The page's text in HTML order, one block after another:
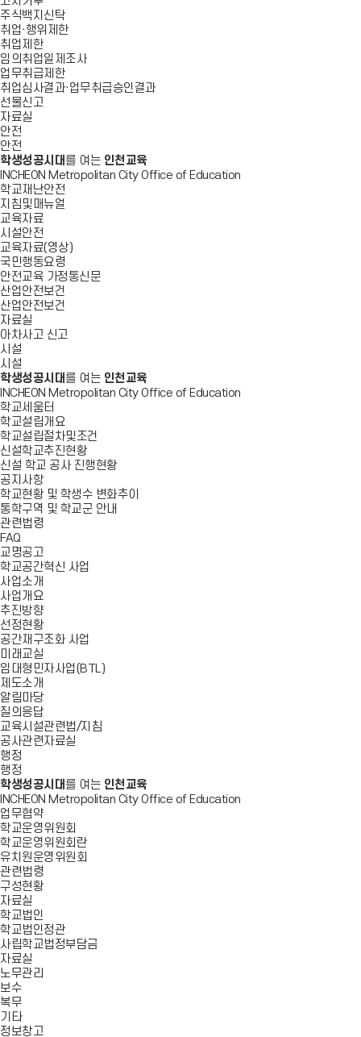
주식백지신탁
취업·행위제한
취업제한
임의취업일제조사
업무취급제한
취업심사결과·업무취급승인결과
선물신고
자료실
안전
안전
학생성공시대 를 여는 인천교육
INCHEON Metropolitan City Office of Education
학교재난안전
지침및매뉴얼
교육자료
시설안전
교육자료(영상)
국민행동요령
안전교육 가정통신문
산업안전보건
산업안전보건
자료실
아차사고 신고
시설
시설
학생성공시대 를 여는 인천교육
INCHEON Metropolitan City Office of Education
학교세움터
학교설립개요
학교설립절차및조건
신설학교추진현황
신설 학교 공사 진행현황
공지사항
학교현황 및 학생수 변화추이
통학구역 및 학교군 안내
관련법령
FAQ
교명공고
학교공간혁신 사업
사업소개
사업개요
추진방향
선정현황
공간재구조화 사업
미래교실
임대형민자사업(BTL)
제도소개
알림마당
질의응답
교육시설관련법/지침
공사관련자료실
행정
행정
학생성공시대 를 여는 인천교육
INCHEON Metropolitan City Office of Education
업무협약
학교운영위원회
학교운영위원회란
유치원운영위원회
관련법령
구성현황
자료실
학교법인
학교법인정관
사립학교법정부담금
자료실
노무관리
보수
복무
기타
정보창고